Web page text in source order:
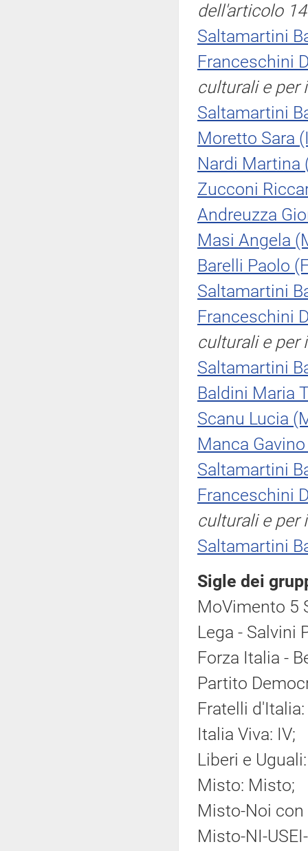
dell'articolo
Saltamartini
Franceschini
culturali e per
Saltamartini
Moretto Sara
Nardi Martina
Zucconi
Andreuzza
Masi Angela
Barelli Paolo
Saltamartini
Franceschini
culturali e per
Saltamartini
Baldini Maria
Scanu Lucia
Manca Gavino
Saltamartini
Franceschini
culturali e per
Saltamartini
Sigle dei
MoVimento 5
Lega - Salvini
Forza Italia -
Partito
Fratelli d'Italia:
Italia Viva: IV;
Liberi e
Misto: Misto;
Misto-Noi con
Misto-NI-